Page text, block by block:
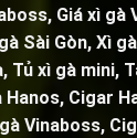
Giá xì gà
Sài Gòn, Xì
, Tủ xì gà mini,
Cigar
Vinaboss,